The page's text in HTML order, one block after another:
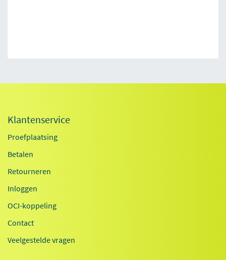
Klantenservice
Proefplaatsing
Betalen
Retourneren
Inloggen
OCI-koppeling
Contact
Veelgestelde vragen